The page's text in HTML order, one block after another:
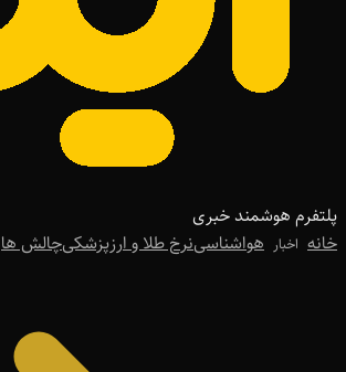
پلتفرم هوشمند خبری
خانه اخبار هواشناسینرخ طلا و ارزپزشکیچالش ها